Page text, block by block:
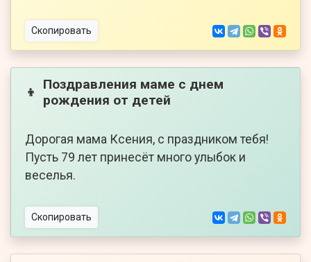
Скопировать
👦
Поздравления маме с днем
рождения от детей
Дорогая мама Ксения, с праздником тебя!
Пусть 79 лет принесёт много улыбок и
веселья.
Скопировать